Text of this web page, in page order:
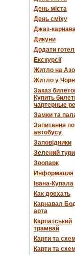
День міста
День сміху
Джаз-
Дикуни
Додати
Екскурсії
Житло на
Житло у
Заказ
Купить
чартерные
Замки та
Запитання по
автобусу
Заповідники
Зелений
Зоопарк
Информация
Івана-Купала
Как доехать
Карнавал
арта
Карпатський
трамвай
Карти та
Карти та